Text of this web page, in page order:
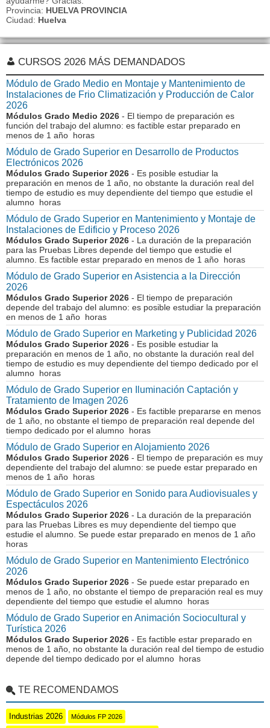
Provincia: HUELVA PROVINCIA
Ciudad: Huelva
CURSOS 2026 MÁS DEMANDADOS
Módulo de Grado Medio en Montaje y Mantenimiento de
Instalaciones de Frio Climatización y Producción de Calor
2026
Módulos Grado Medio 2026 - El tiempo de preparación es
función del trabajo del alumno: es factible estar preparado en
menos de 1 año horas
Módulo de Grado Superior en Desarrollo de Productos
Electrónicos 2026
Módulos Grado Superior 2026 - Es posible estudiar la
preparación en menos de 1 año, no obstante la duración real del
tiempo de estudio es muy dependiente del tiempo que estudie el
alumno horas
Módulo de Grado Superior en Mantenimiento y Montaje de
Instalaciones de Edificio y Proceso 2026
Módulos Grado Superior 2026 - La duración de la preparación
para las Pruebas Libres depende del tiempo que estudie el
alumno. Es factible estar preparado en menos de 1 año horas
Módulo de Grado Superior en Asistencia a la Dirección
2026
Módulos Grado Superior 2026 - El tiempo de preparación
depende del trabajo del alumno: es posible estudiar la preparación
en menos de 1 año horas
Módulo de Grado Superior en Marketing y Publicidad 2026
Módulos Grado Superior 2026 - Es posible estudiar la
preparación en menos de 1 año, no obstante la duración real del
tiempo de estudio es muy dependiente del tiempo dedicado por el
alumno horas
Módulo de Grado Superior en Iluminación Captación y
Tratamiento de Imagen 2026
Módulos Grado Superior 2026 - Es factible prepararse en menos
de 1 año, no obstante el tiempo de preparación real depende del
tiempo dedicado por el alumno horas
Módulo de Grado Superior en Alojamiento 2026
Módulos Grado Superior 2026 - El tiempo de preparación es muy
dependiente del trabajo del alumno: se puede estar preparado en
menos de 1 año horas
Módulo de Grado Superior en Sonido para Audiovisuales y
Espectáculos 2026
Módulos Grado Superior 2026 - La duración de la preparación
para las Pruebas Libres es muy dependiente del tiempo que
estudie el alumno. Se puede estar preparado en menos de 1 año
horas
Módulo de Grado Superior en Mantenimiento Electrónico
2026
Módulos Grado Superior 2026 - Se puede estar preparado en
menos de 1 año, no obstante el tiempo de preparación real es muy
dependiente del tiempo que estudie el alumno horas
Módulo de Grado Superior en Animación Sociocultural y
Turística 2026
Módulos Grado Superior 2026 - Es factible estar preparado en
menos de 1 año, no obstante la duración real del tiempo de estudio
depende del tiempo dedicado por el alumno horas
TE RECOMENDAMOS
Industrias 2026 Módulos FP 2026